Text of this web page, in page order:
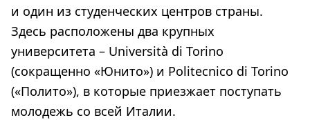
и один из студенческих центров страны.
Здесь расположены два крупных
университета – Università di Torino
(сокращенно «Юнито») и Politecnico di Torino
(«Полито»), в которые приезжает поступать
молодежь со всей Италии.